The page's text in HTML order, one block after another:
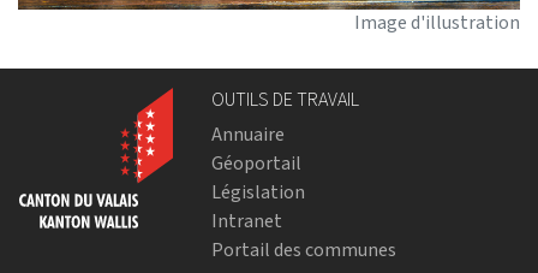
Image d'illustration
OUTILS DE TRAVAIL
Annuaire
Géoportail
Législation
Intranet
Portail des communes